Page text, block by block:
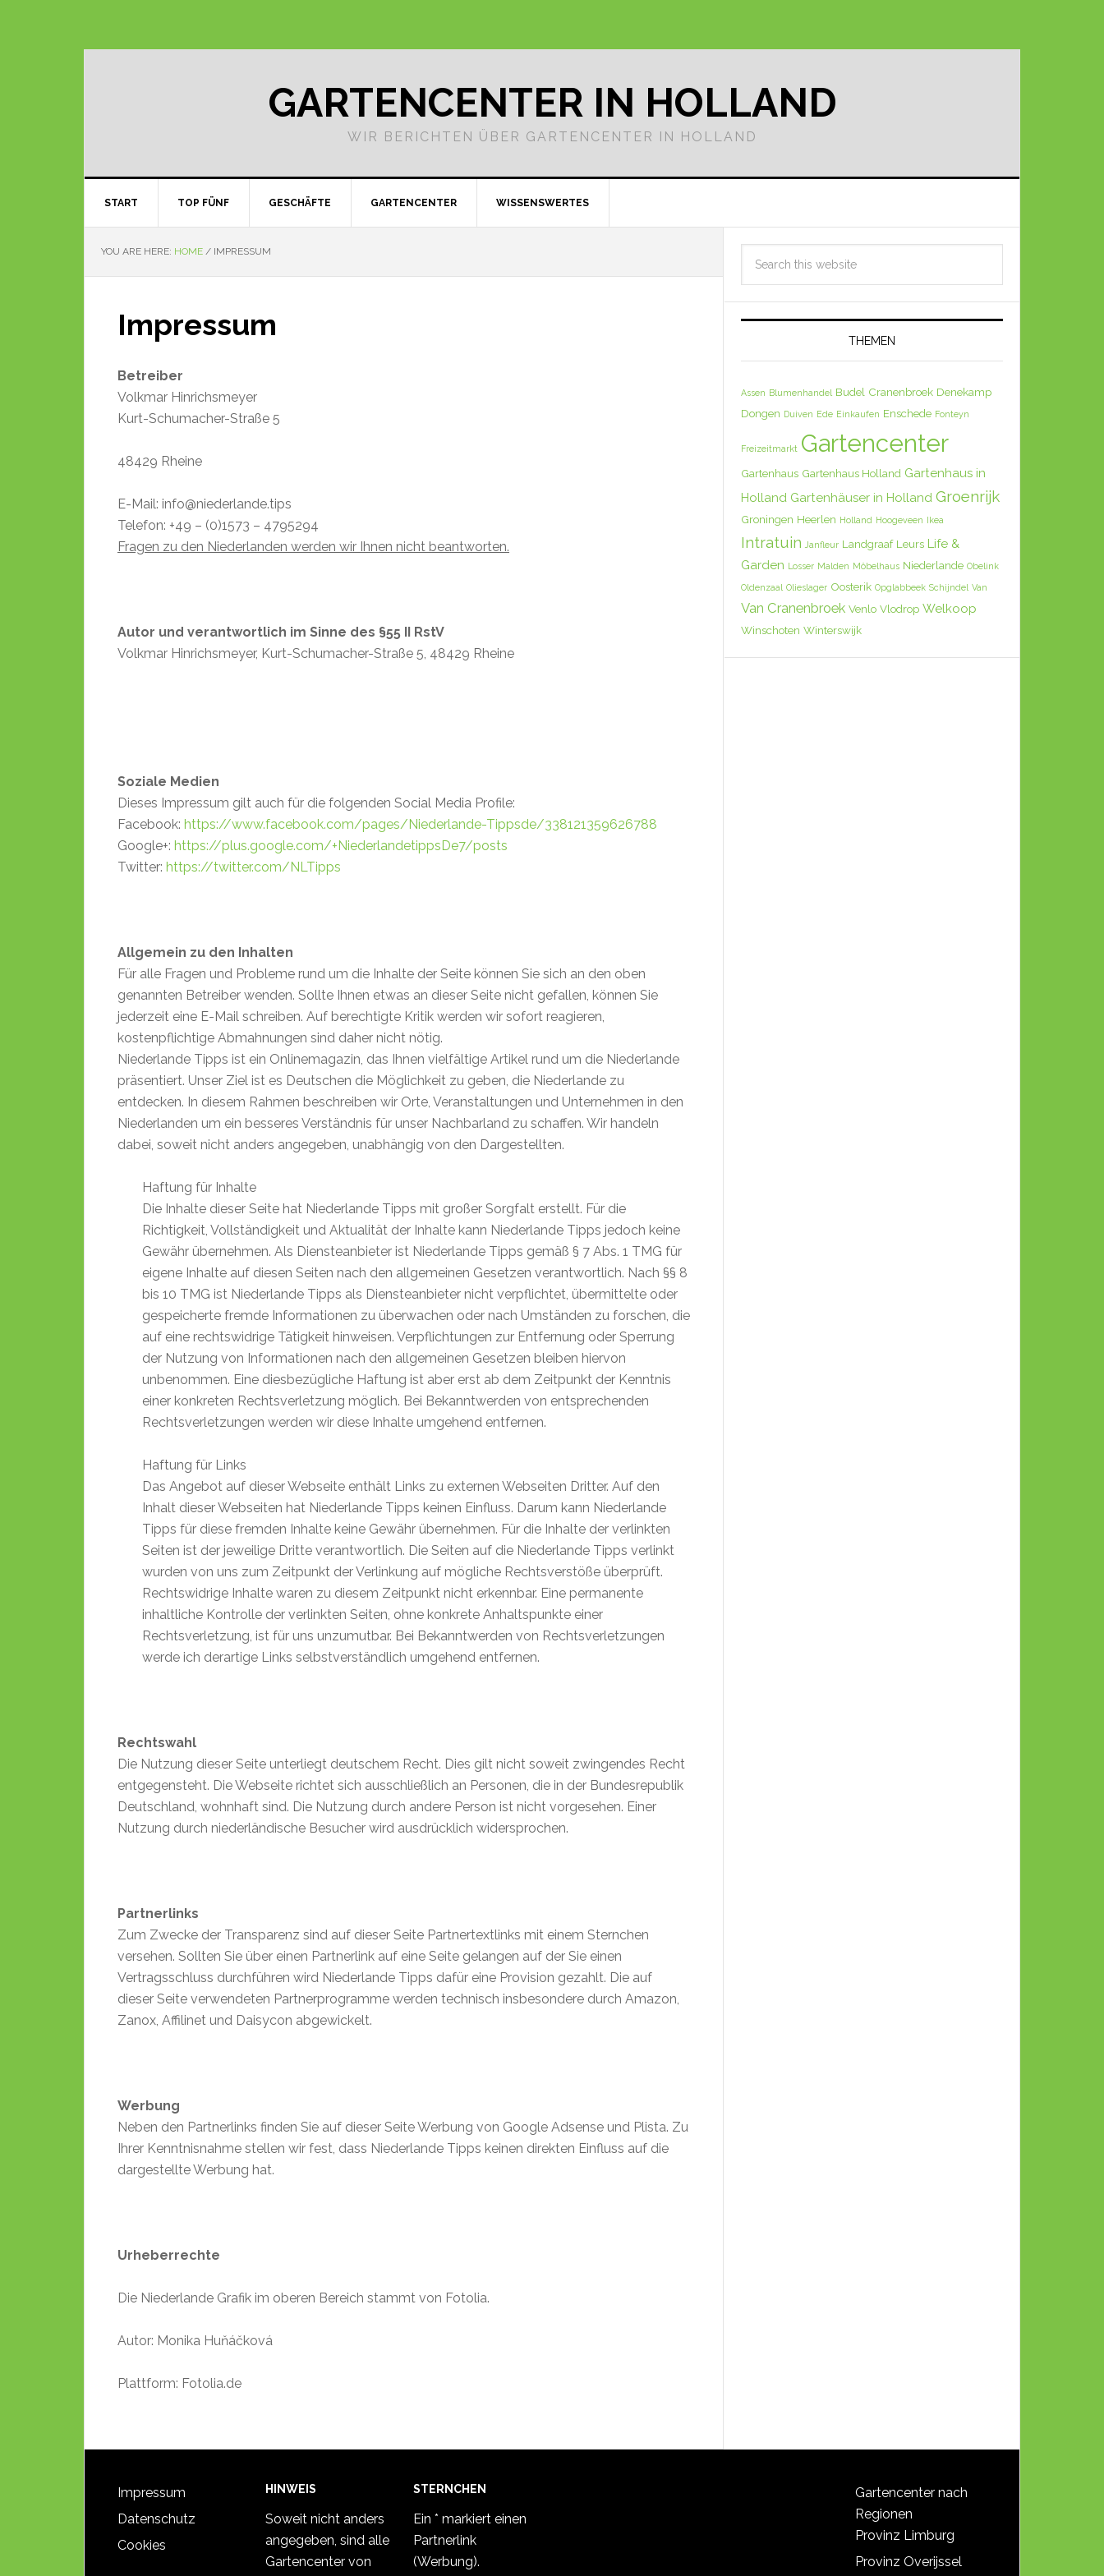
GARTENCENTER IN HOLLAND
WIR BERICHTEN ÜBER GARTENCENTER IN HOLLAND
START TOP FÜNF GESCHÄFTE GARTENCENTER WISSENSWERTES
YOU ARE HERE: HOME / IMPRESSUM
Impressum
Betreiber
Volkmar Hinrichsmeyer
Kurt-Schumacher-Straße 5
48429 Rheine
E-Mail: info@niederlande.tips
Telefon: +49 – (0)1573 – 4795294
Fragen zu den Niederlanden werden wir Ihnen nicht beantworten.
Autor und verantwortlich im Sinne des §55 II RstV
Volkmar Hinrichsmeyer, Kurt-Schumacher-Straße 5, 48429 Rheine
Soziale Medien
Dieses Impressum gilt auch für die folgenden Social Media Profile:
Facebook: https://www.facebook.com/pages/Niederlande-Tippsde/338121359626788
Google+: https://plus.google.com/+NiederlandetippsDe7/posts
Twitter: https://twitter.com/NLTipps
Allgemein zu den Inhalten
Für alle Fragen und Probleme rund um die Inhalte der Seite können Sie sich an den oben
genannten Betreiber wenden. Sollte Ihnen etwas an dieser Seite nicht gefallen, können Sie
jederzeit eine E-Mail schreiben. Auf berechtigte Kritik werden wir sofort reagieren,
kostenpflichtige Abmahnungen sind daher nicht nötig.
Niederlande Tipps ist ein Onlinemagazin, das Ihnen vielfältige Artikel rund um die Niederlande
präsentiert. Unser Ziel ist es Deutschen die Möglichkeit zu geben, die Niederlande zu
entdecken. In diesem Rahmen beschreiben wir Orte, Veranstaltungen und Unternehmen in den
Niederlanden um ein besseres Verständnis für unser Nachbarland zu schaffen. Wir handeln
dabei, soweit nicht anders angegeben, unabhängig von den Dargestellten.
Haftung für Inhalte
Die Inhalte dieser Seite hat Niederlande Tipps mit großer Sorgfalt erstellt. Für die
Richtigkeit, Vollständigkeit und Aktualität der Inhalte kann Niederlande Tipps jedoch keine
Gewähr übernehmen. Als Diensteanbieter ist Niederlande Tipps gemäß § 7 Abs. 1 TMG für
eigene Inhalte auf diesen Seiten nach den allgemeinen Gesetzen verantwortlich. Nach §§ 8
bis 10 TMG ist Niederlande Tipps als Diensteanbieter nicht verpflichtet, übermittelte oder
gespeicherte fremde Informationen zu überwachen oder nach Umständen zu forschen, die
auf eine rechtswidrige Tätigkeit hinweisen. Verpflichtungen zur Entfernung oder Sperrung
der Nutzung von Informationen nach den allgemeinen Gesetzen bleiben hiervon
unbenommen. Eine diesbezügliche Haftung ist aber erst ab dem Zeitpunkt der Kenntnis
einer konkreten Rechtsverletzung möglich. Bei Bekanntwerden von entsprechenden
Rechtsverletzungen werden wir diese Inhalte umgehend entfernen.
Haftung für Links
Das Angebot auf dieser Webseite enthält Links zu externen Webseiten Dritter. Auf den
Inhalt dieser Webseiten hat Niederlande Tipps keinen Einfluss. Darum kann Niederlande
Tipps für diese fremden Inhalte keine Gewähr übernehmen. Für die Inhalte der verlinkten
Seiten ist der jeweilige Dritte verantwortlich. Die Seiten auf die Niederlande Tipps verlinkt
wurden von uns zum Zeitpunkt der Verlinkung auf mögliche Rechtsverstöße überprüft.
Rechtswidrige Inhalte waren zu diesem Zeitpunkt nicht erkennbar. Eine permanente
inhaltliche Kontrolle der verlinkten Seiten, ohne konkrete Anhaltspunkte einer
Rechtsverletzung, ist für uns unzumutbar. Bei Bekanntwerden von Rechtsverletzungen
werde ich derartige Links selbstverständlich umgehend entfernen.
Rechtswahl
Die Nutzung dieser Seite unterliegt deutschem Recht. Dies gilt nicht soweit zwingendes Recht
entgegensteht. Die Webseite richtet sich ausschließlich an Personen, die in der Bundesrepublik
Deutschland, wohnhaft sind. Die Nutzung durch andere Person ist nicht vorgesehen. Einer
Nutzung durch niederländische Besucher wird ausdrücklich widersprochen.
Partnerlinks
Zum Zwecke der Transparenz sind auf dieser Seite Partnertextlinks mit einem Sternchen
versehen. Sollten Sie über einen Partnerlink auf eine Seite gelangen auf der Sie einen
Vertragsschluss durchführen wird Niederlande Tipps dafür eine Provision gezahlt. Die auf
dieser Seite verwendeten Partnerprogramme werden technisch insbesondere durch Amazon,
Zanox, Affilinet und Daisycon abgewickelt.
Werbung
Neben den Partnerlinks finden Sie auf dieser Seite Werbung von Google Adsense und Plista. Zu
Ihrer Kenntnisnahme stellen wir fest, dass Niederlande Tipps keinen direkten Einfluss auf die
dargestellte Werbung hat.
Urheberrechte
Die Niederlande Grafik im oberen Bereich stammt von Fotolia.
Autor: Monika Huňáčková
Plattform: Fotolia.de
THEMEN
Assen Blumenhandel Budel Cranenbroek Denekamp
Dongen Duiven Ede Einkaufen Enschede Fonteyn
Freizeitmarkt Gartencenter
Gartenhaus Gartenhaus Holland Gartenhaus in
Holland Gartenhäuser in Holland Groenrijk
Groningen Heerlen Holland Hoogeveen Ikea
Intratuin Janfleur Landgraaf Leurs Life &
Garden Losser Malden Möbelhaus Niederlande Obelink
Oldenzaal Olieslager Oosterik Opglabbeek Schijndel Van
Van Cranenbroek Venlo Vlodrop Welkoop
Winschoten Winterswijk
Impressum
Datenschutz
Cookies
HINWEIS
Soweit nicht anders
angegeben, sind alle
Gartencenter von
STERNCHEN
Ein * markiert einen
Partnerlink
(Werbung).
Gartencenter nach
Regionen
Provinz Limburg
Provinz Overijssel